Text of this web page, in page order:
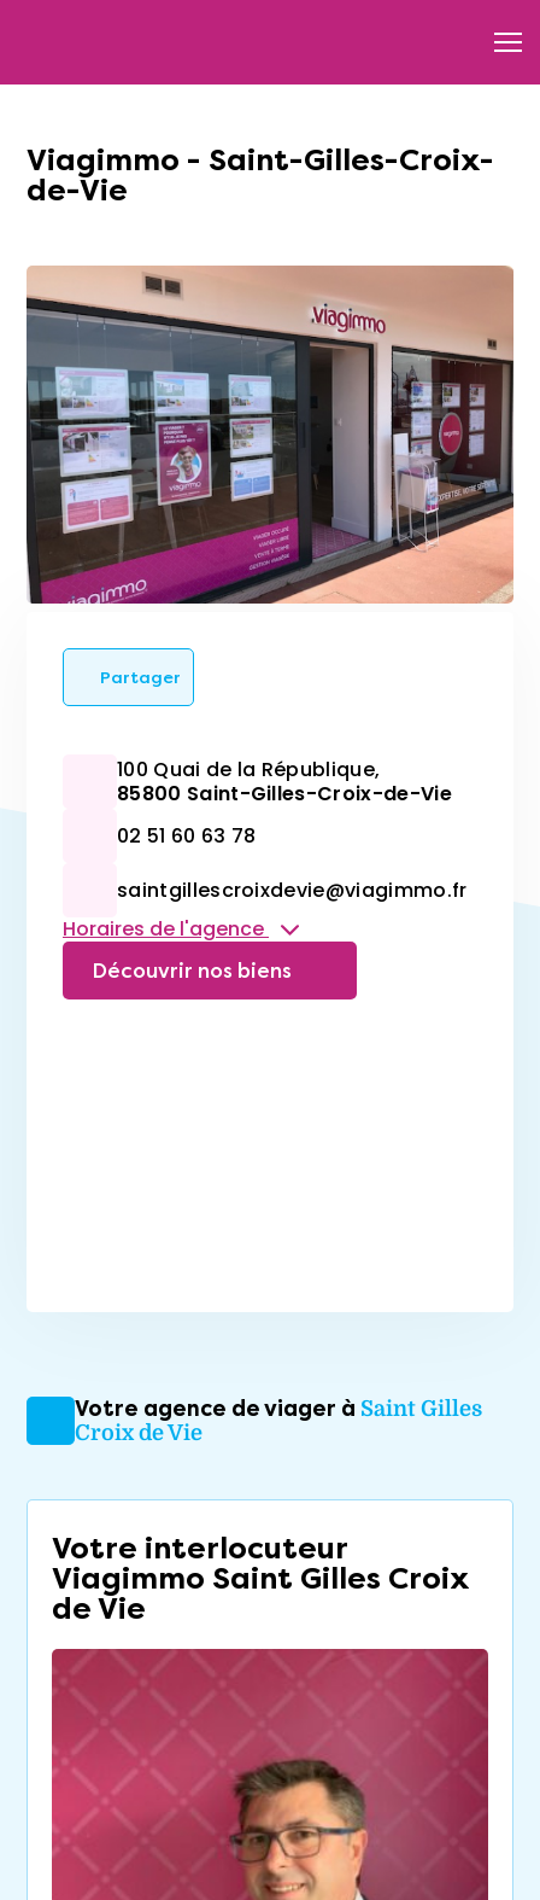
Viagimmo - Saint-Gilles-Croix-
de-Vie
Partager
100 Quai de la République,
85800 Saint-Gilles-Croix-de-Vie
02 51 60 63 78
saintgillescroixdevie@viagimmo.fr
Horaires de l'agence
Découvrir nos biens
Votre agence de viager à Saint Gilles
Croix de Vie
Votre interlocuteur
Viagimmo Saint Gilles Croix
de Vie